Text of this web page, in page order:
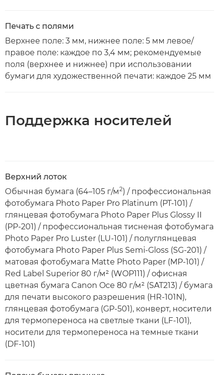
Печать с полями
Верхнее поле: 3 мм, нижнее поле: 5 мм левое/
правое поле: каждое по 3,4 мм; рекомендуемые
поля (верхнее и нижнее) при использовании
бумаги для художественной печати: каждое 25 мм
Поддержка носителей
Верхний лоток
Обычная бумага (64–105 г/м2) / профессиональная
фотобумага Photo Paper Pro Platinum (PT-101) /
глянцевая фотобумага Photo Paper Plus Glossy II
(PP-201) / профессиональная тисненая фотобумага
Photo Paper Pro Luster (LU-101) / полуглянцевая
фотобумага Photo Paper Plus Semi-Gloss (SG-201) /
матовая фотобумага Matte Photo Paper (MP-101) /
Red Label Superior 80 г/м² (WOP111) / офисная
цветная бумага Canon Oce 80 г/м² (SAT213) / бумага
для печати высокого разрешения (HR-101N),
глянцевая фотобумага (GP-501), конверт, носители
для термопереноса на светлые ткани (LF-101),
носители для термопереноса на темные ткани
(DF-101)